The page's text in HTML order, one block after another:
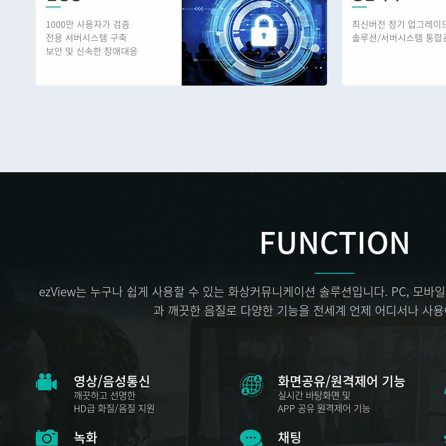
1000만 사용자가 검증
전용 서버시스템 구축
보안 및 신속한 장애대응
최신버전 정기 업그레이
솔루션/서버시스템 통합
FUNCTION
ezView는 누구나 쉽게 사용할 수 있는 화상커뮤니케이션 솔루션입니다. PC, 모바
과 깨끗한 음질로 다양한 기능을 전세계 언제 어디서나 사
영상/음성통신
깨끗하고 선명한
HD급 화질/음질 지원
화면공유/원격제어 기능
실시간 바탕화면 및
APP 공유 원격제어 기능
녹화 채팅